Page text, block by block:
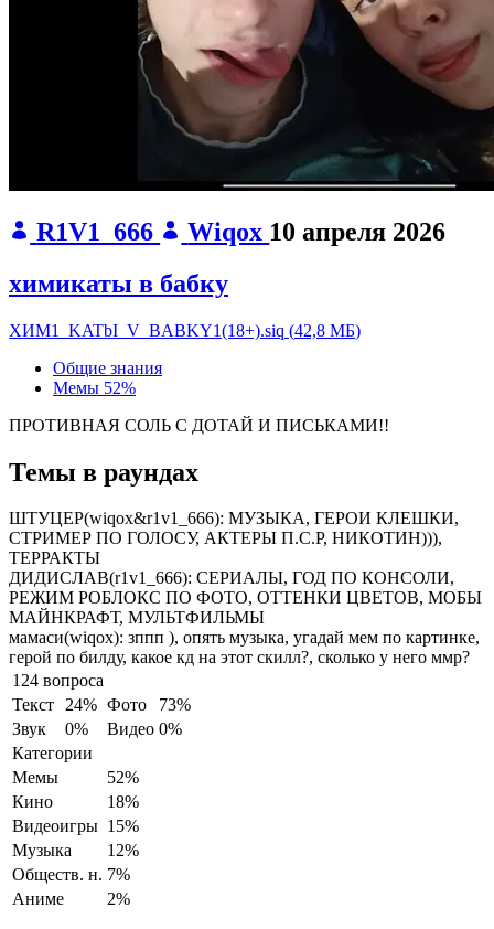
R1V1_666 Wiqox 10 апреля 2026
химикаты в бабку
ХИМ1_KATbI_V_BABKY1(18+).siq (42,8 МБ)
Общие знания
Мемы 52%
ПРОТИВНАЯ СОЛЬ С ДОТАЙ И ПИСЬКАМИ!!
Темы в раундах
ШТУЦЕР(wiqox&r1v1_666): МУЗЫКА, ГЕРОИ КЛЕШКИ,
СТРИМЕР ПО ГОЛОСУ, АКТЕРЫ П.С.Р, НИКОТИН))),
ТЕРРАКТЫ
ДИДИСЛАВ(r1v1_666): СЕРИАЛЫ, ГОД ПО КОНСОЛИ,
РЕЖИМ РОБЛОКС ПО ФОТО, ОТТЕНКИ ЦВЕТОВ, МОБЫ
МАЙНКРАФТ, МУЛЬТФИЛЬМЫ
мамаси(wiqox): зппп ), опять музыка, угадай мем по картинке,
герой по билду, какое кд на этот скилл?, сколько у него ммр?
124 вопроса
Текст 24% Фото
73%
Звук
0% Видео 0%
Категории
Мемы
52%
Кино
18%
Видеоигры 15%
Музыка
12%
Обществ. н. 7%
Аниме
2%